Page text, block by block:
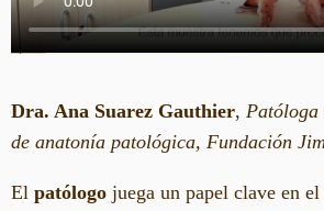
Dra. Ana Suarez Gauthier,
de anatonía patológica, Fundación
El patólogo juega un papel clave en